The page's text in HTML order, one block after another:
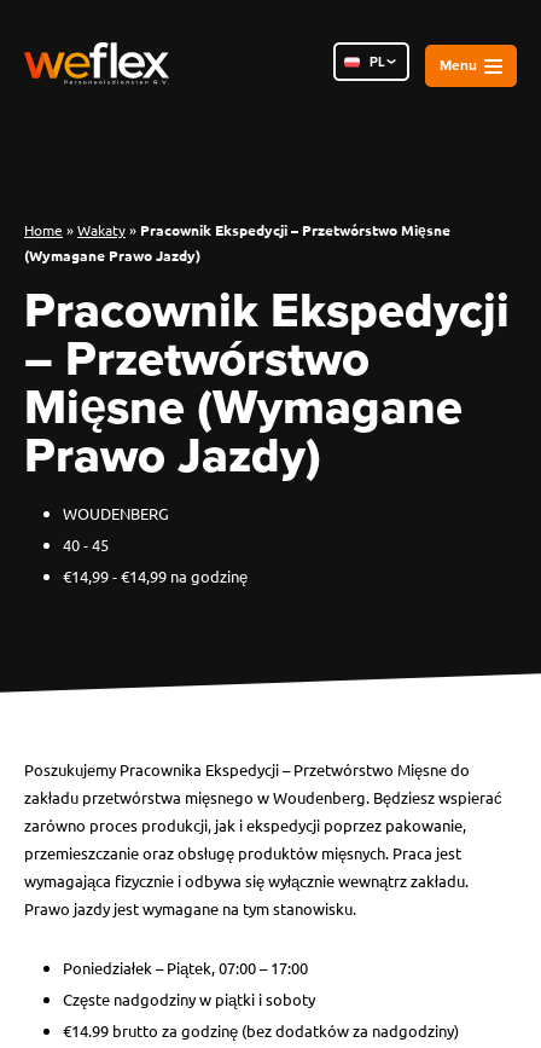
PL
Home »Wakaty» Pracownik Ekspedycji – Przetwórstwo Mięsne
(Wymagane Prawo Jazdy)
Pracownik Ekspedycji
– Przetwórstwo
Mięsne (Wymagane
Prawo Jazdy)
WOUDENBERG
40 - 45
€14,99 - €14,99 na godzinę
Poszukujemy Pracownika Ekspedycji – Przetwórstwo Mięsne do
zakładu przetwórstwa mięsnego w Woudenberg. Będziesz wspierać
zarówno proces produkcji, jak i ekspedycji poprzez pakowanie,
przemieszczanie oraz obsługę produktów mięsnych. Praca jest
wymagająca fizycznie i odbywa się wyłącznie wewnątrz zakładu.
Prawo jazdy jest wymagane na tym stanowisku.
Poniedziałek – Piątek, 07:00 – 17:00
Częste nadgodziny w piątki i soboty
€14.99 brutto za godzinę (bez dodatków za nadgodziny)